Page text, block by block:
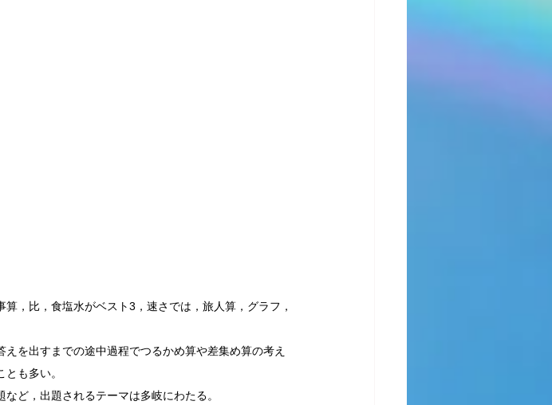
，比，食塩水がベスト3，速さでは，旅人算，グラフ，
を出すまでの途中過程でつるかめ算や差集め算の考え
も多い。
ど，出題されるテーマは多岐にわたる。